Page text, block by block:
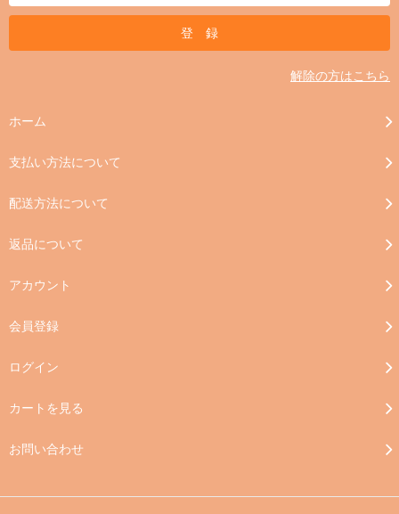
解除の方はこちら
ホーム
支払い方法について
配送方法について
返品について
アカウント
会員登録
ログイン
カートを見る
お問い合わせ